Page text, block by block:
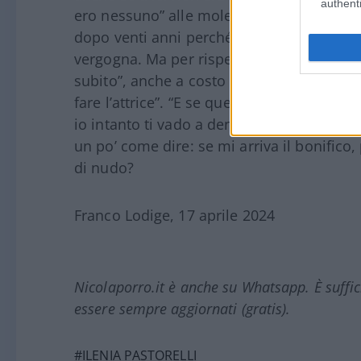
ero nessuno” alle molestie è sempre
dopo venti anni perché “questo mi crea
vergogna. Ma per rispetto per se stesse,
subito”, anche a costo di perdere il
fare l’attrice”. “E se quel produttore ti
io intanto ti vado a denunciare, tu fa un
un po’ come dire: se mi arriva il
di nudo?
Franco Lodige, 17 aprile 2024
Nicolaporro.it è anche su Whatsapp. È
essere sempre aggiornati (gratis).
#ILENIA PASTORELLI